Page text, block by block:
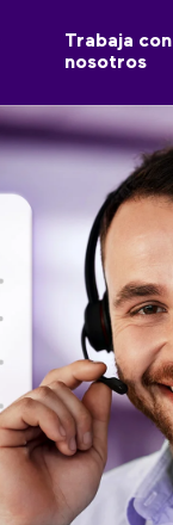
Trabaja con
nosotros